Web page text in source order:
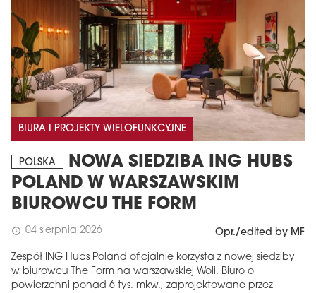
BIURA I PROJEKTY WIELOFUNKCYJNE
POLSKA
NOWA SIEDZIBA ING HUBS
POLAND W WARSZAWSKIM
BIUROWCU THE FORM
schedule 04 sierpnia 2026 Opr./edited by MF
Zespół ING Hubs Poland oficjalnie korzysta z nowej siedziby
w biurowcu The Form na warszawskiej Woli. Biuro o
powierzchni ponad 6 tys. mkw., zaprojektowane przez